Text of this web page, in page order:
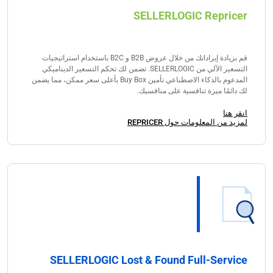
SELLERLOGIC Repricer
قم بزيادة إيراداتك من خلال عروض B2B و B2C باستخدام استراتيجيات
التسعير الآلي من SELLERLOGIC. تضمن لك تحكم التسعير الديناميكي
المدعوم بالذكاء الاصطناعي تأمين Buy Box بأعلى سعر ممكن، مما يضمن
لك دائمًا ميزة تنافسية على منافسيك.
انقر هنا
لمزيد من المعلومات حول REPRICER
SELLERLOGIC Lost & Found Full-Service